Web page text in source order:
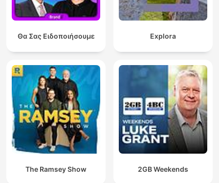
Θα Σας Ειδοποιήσουμε Explora
The Ramsey Show 2GB Weekends